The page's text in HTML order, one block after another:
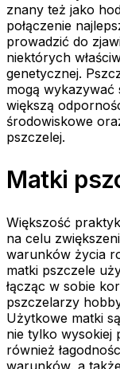
znany też jako
połączenie
prowadzić do
niektórych
genetycznej.
mogą wykazywać
większą
środowiskowe
pszczelej.
Matki
Większość
na celu
warunków życia
matki pszczele
łącząc w sobie
pszczelarzy
Użytkowe matki
nie tylko wysokiej
również
warunków, a